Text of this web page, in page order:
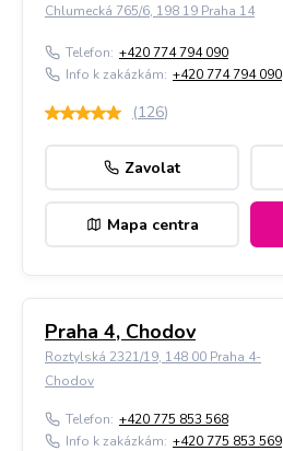
Chlumecká 765/6, 198 19 Praha 14
Telefon: +420 774 794 090
Info k zakázkám: +420 774 794 090
(126)
Zavolat
Mapa centra
Praha 4, Chodov
Roztylská 2321/19, 148 00 Praha 4-
Chodov
Telefon: +420 775 853 568
Info k zakázkám: +420 775 853 569